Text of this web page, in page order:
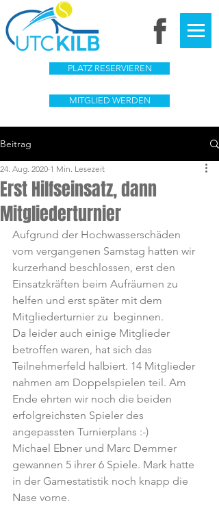
PLATZ RESERVIEREN
MITGLIED WERDEN
Beitrag
Erst Hilfseinsatz, dann
Mitgliederturnier
24. Aug. 2020 1 Min. Lesezeit
Aufgrund der Hochwasserschäden
vom vergangenen Samstag hatten wir
kurzerhand beschlossen, erst den
Einsatzkräften beim Aufräumen zu
helfen und erst später mit dem
Mitgliederturnier zu  beginnen.
Da leider auch einige Mitglieder
betroffen waren, hat sich das
Teilnehmerfeld halbiert. 14 Mitglieder
nahmen am Doppelspielen teil. Am
Ende ehrten wir noch die beiden
erfolgreichsten Spieler des
angepassten Turnierplans :-)
Michael Ebner und Marc Demmer
gewannen 5 ihrer 6 Spiele. Mark hatte
in der Gamestatistik noch knapp die
Nase vorne.